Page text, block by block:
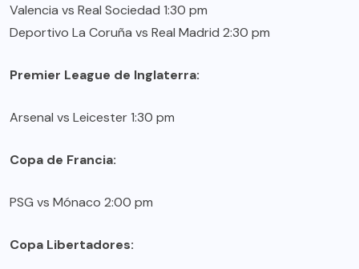
Valencia vs Real Sociedad 1:30 pm
Deportivo La Coruña vs Real Madrid 2:30 pm
Premier League de Inglaterra:
Arsenal vs Leicester 1:30 pm
Copa de Francia:
PSG vs Mónaco 2:00 pm
Copa Libertadores: